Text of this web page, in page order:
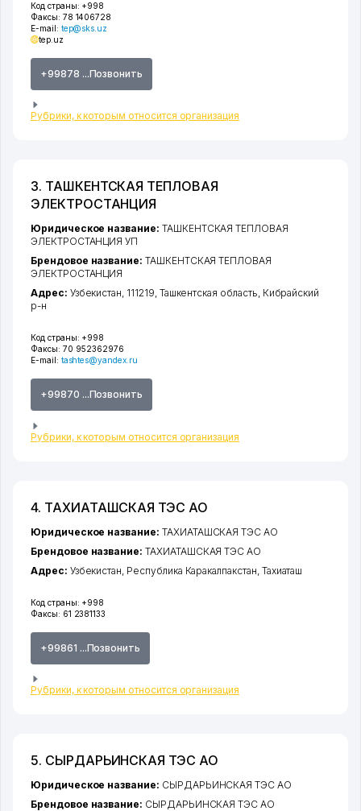
Код страны: +998
Факсы: 78 1406728
E-mail: tep@sks.uz
tep.uz
+99878 ...Позвонить
Рубрики, к которым относится организация
3. ТАШКЕНТСКАЯ ТЕПЛОВАЯ
ЭЛЕКТРОСТАНЦИЯ
Код страны: +998
Факсы: 70 952362976
E-mail: tashtes@yandex.ru
+99870 ...Позвонить
Рубрики, к которым относится организация
Юридическое название: ТАШКЕНТСКАЯ ТЕПЛОВАЯ
ЭЛЕКТРОСТАНЦИЯ УП
Брендовое название: ТАШКЕНТСКАЯ ТЕПЛОВАЯ
ЭЛЕКТРОСТАНЦИЯ
Адрес: Узбекистан, 111219, Ташкентская область, Кибрайский
р-н
4. ТАХИАТАШСКАЯ ТЭС АО
Код страны: +998
Факсы: 61 2381133
+99861 ...Позвонить
Рубрики, к которым относится организация
Юридическое название: ТАХИАТАШСКАЯ ТЭС АО
Брендовое название: ТАХИАТАШСКАЯ ТЭС АО
Адрес: Узбекистан, Республика Каракалпакстан Тахиаташ
5. СЫРДАРЬИНСКАЯ ТЭС АО
Юридическое название: СЫРДАРЬИНСКАЯ ТЭС АО
Брендовое название: СЫРДАРЬИНСКАЯ ТЭС АО